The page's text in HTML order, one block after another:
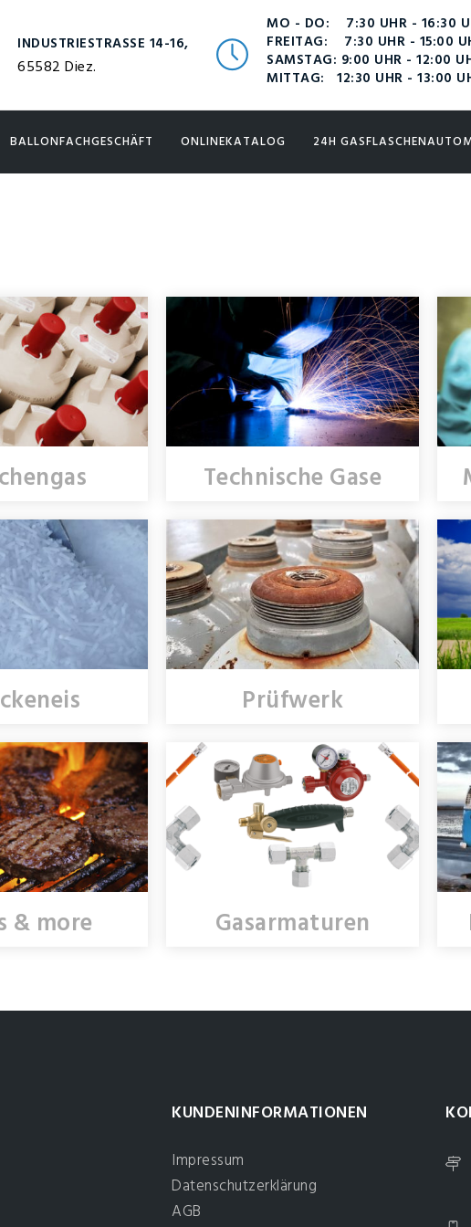
INDUSTRIESTRASSE 14-16,
65582 Diez.
MO - DO: 7:30 UHR - 16:30
FREITAG: 7:30 UHR - 15:00
SAMSTAG: 9:00 UHR - 12:00
MITTAG: 12:30 UHR - 13:00
BALLONFACHGESCHÄFT ONLINEKATALOG 24H
Technische Gase
Prüfwerk
& more Gasarmaturen
KUNDENINFORMATIONEN
Impressum
Datenschutzerklärung
AGB